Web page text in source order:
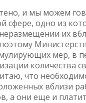
и мы можем
сфере, одно из
их
мер, в
количества
что
вблизи
а они еще и